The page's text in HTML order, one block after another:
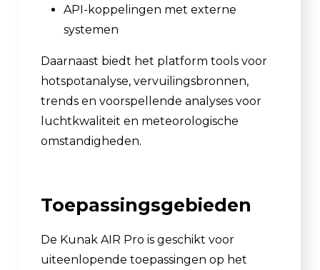
API-koppelingen met externe
systemen
Daarnaast biedt het platform tools voor
hotspotanalyse, vervuilingsbronnen,
trends en voorspellende analyses voor
luchtkwaliteit en meteorologische
omstandigheden.
Toepassingsgebieden
De Kunak AIR Pro is geschikt voor
uiteenlopende toepassingen op het